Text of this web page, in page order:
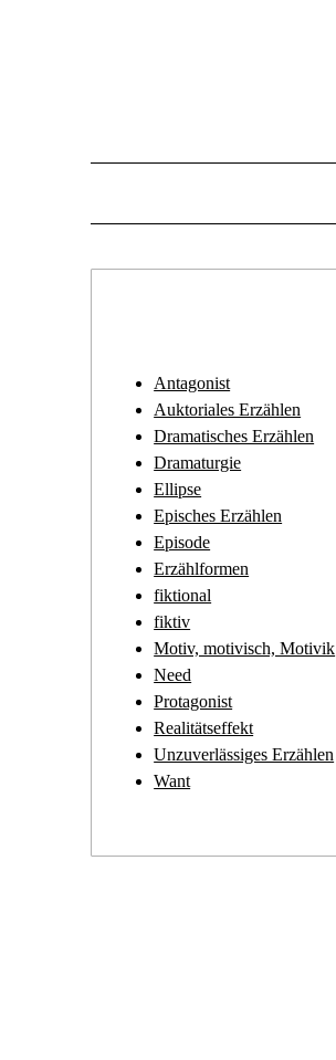
Antagonist
Auktoriales Erzählen
Dramatisches Erzählen
Dramaturgie
Ellipse
Episches Erzählen
Episode
Erzählformen
fiktional
fiktiv
Motiv, motivisch, Motivik
Need
Protagonist
Realitätseffekt
Unzuverlässiges Erzählen
Want